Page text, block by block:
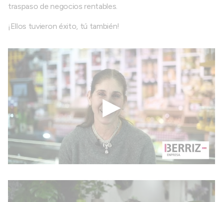
traspaso de negocios rentables.
¡Ellos tuvieron éxito, tú también!